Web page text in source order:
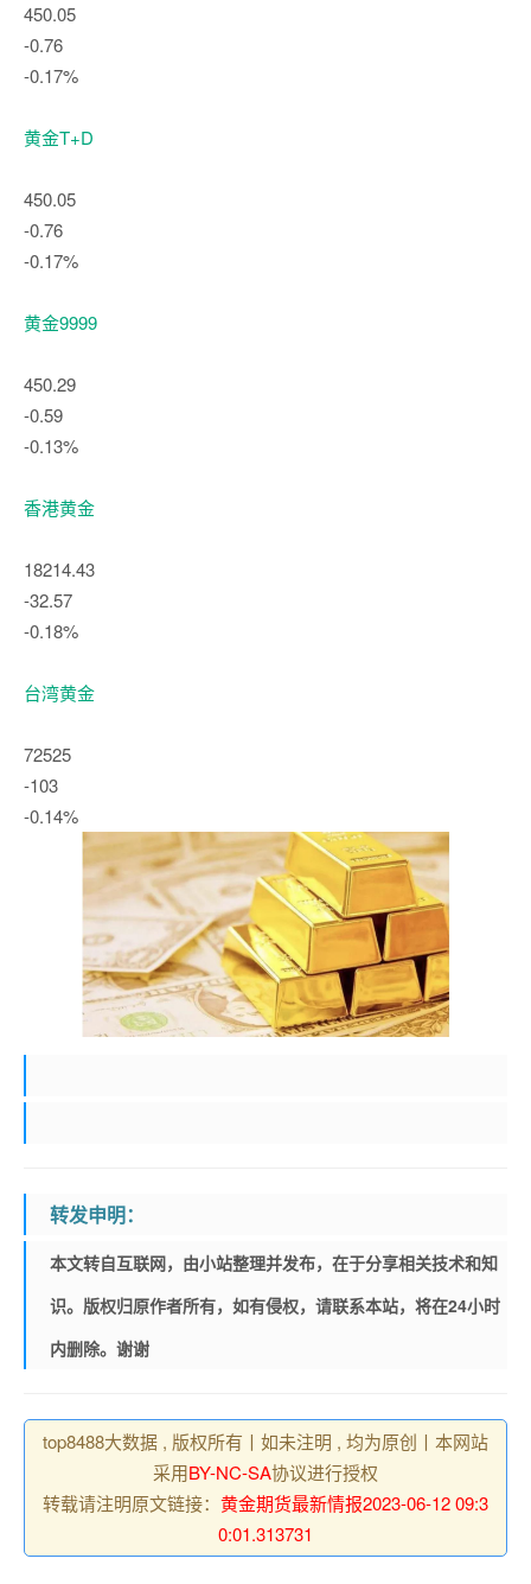
450.05
-0.76
-0.17%
黄金T+D
450.05
-0.76
-0.17%
黄金9999
450.29
-0.59
-0.13%
香港黄金
18214.43
-32.57
-0.18%
台湾黄金
72525
-103
-0.14%
转发申明：
本文转自互联网，由小站整理并发布，在于分享相关技术和知
识。版权归原作者所有，如有侵权，请联系本站，将在24小时
内删除。谢谢
top8488大数据 , 版权所有丨如未注明 , 均为原创丨本网站
采用BY-NC-SA协议进行授权
转载请注明原文链接： 黄金期货最新情报2023-06-12 09:3
0:01.313731